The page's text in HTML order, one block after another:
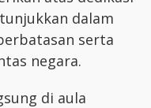
dalam
serta
negara.
di aula